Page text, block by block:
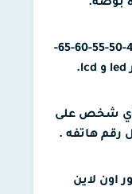
مقاس شاشة 32-40-43-50-55-60-65-
شخص على
رقم هاتفه .
اون لاين